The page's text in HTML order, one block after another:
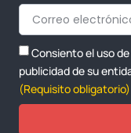
Consiento el uso
publicidad de su
(Requisito obligatorio)